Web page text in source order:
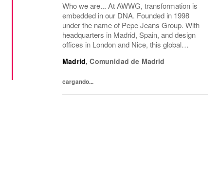
Who we are... At AWWG, transformation is
embedded in our DNA. Founded in 1998
under the name of Pepe Jeans Group. With
headquarters in Madrid, Spain, and design
offices in London and Nice, this global
Pepe Jeans London, Hackett, and
Madrid,Comunidad de Madrid
cargando...